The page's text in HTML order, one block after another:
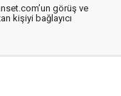
görüş ve
kişiyi bağlayıcı